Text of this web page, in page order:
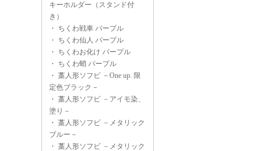
キーホルダー（スタンド付
き）
・ ちくわ戦車 パープル
・ ちくわ仙人 パープル
・ ちくわお化け パープル
・ ちくわ蛸 パープル
・ 藁人形ソフビ －One up. 限
定色ブラック－
・ 藁人形ソフビ －アイモ染、
塗り－
・ 藁人形ソフビ －メタリック
ブルー－
・ 藁人形ソフビ －メタリック